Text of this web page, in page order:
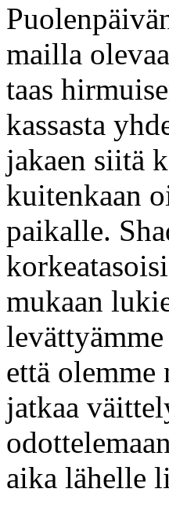
mailla
taas
kassasta
jakaen siitä
kuitenkaan
paikalle.
mukaan
että olemme
jatkaa
aika lähelle